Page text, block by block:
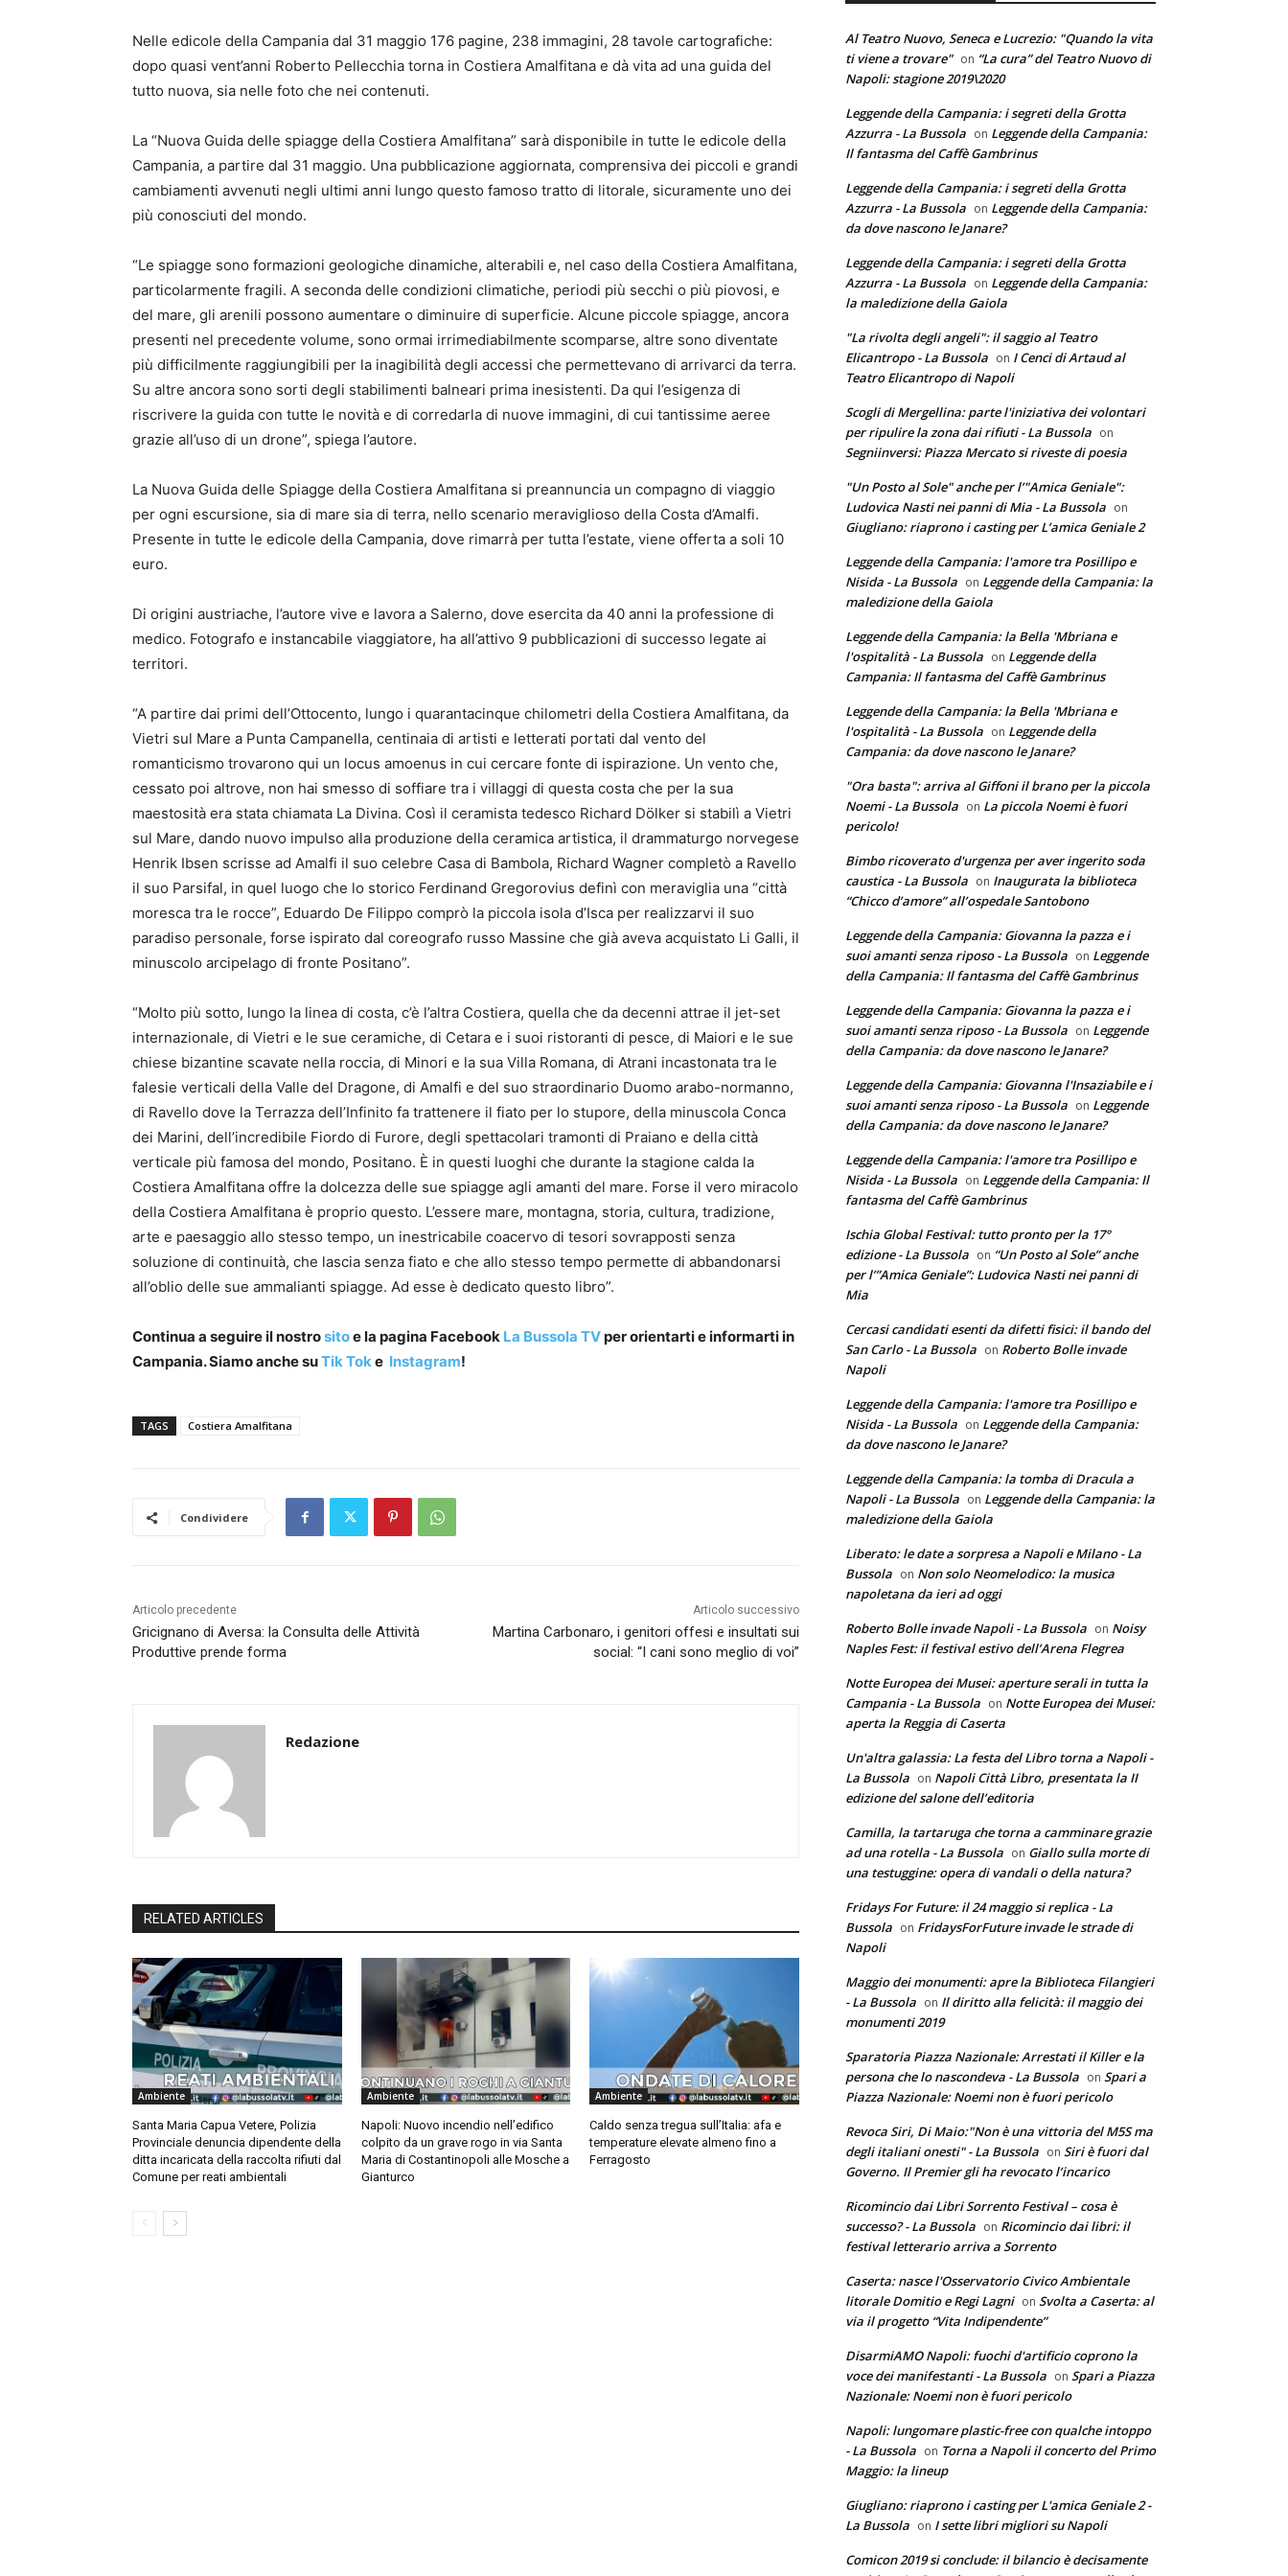
Nelle edicole della Campania dal 31 maggio 176 pagine, 238 immagini, 28 tavole cartografiche:
dopo quasi vent’anni Roberto Pellecchia torna in Costiera Amalfitana e dà vita ad una guida del
tutto nuova, sia nelle foto che nei contenuti.
La “Nuova Guida delle spiagge della Costiera Amalfitana” sarà disponibile in tutte le edicole della
Campania, a partire dal 31 maggio. Una pubblicazione aggiornata, comprensiva dei piccoli e grandi
cambiamenti avvenuti negli ultimi anni lungo questo famoso tratto di litorale, sicuramente uno dei
più conosciuti del mondo.
“Le spiagge sono formazioni geologiche dinamiche, alterabili e, nel caso della Costiera Amalfitana,
particolarmente fragili. A seconda delle condizioni climatiche, periodi più secchi o più piovosi, e
del mare, gli arenili possono aumentare o diminuire di superficie. Alcune piccole spiagge, ancora
presenti nel precedente volume, sono ormai irrimediabilmente scomparse, altre sono diventate
più difficilmente raggiungibili per la inagibilità degli accessi che permettevano di arrivarci da terra.
Su altre ancora sono sorti degli stabilimenti balneari prima inesistenti. Da qui l’esigenza di
riscrivere la guida con tutte le novità e di corredarla di nuove immagini, di cui tantissime aeree
grazie all’uso di un drone”, spiega l’autore.
La Nuova Guida delle Spiagge della Costiera Amalfitana si preannuncia un compagno di viaggio
per ogni escursione, sia di mare sia di terra, nello scenario meraviglioso della Costa d’Amalfi.
Presente in tutte le edicole della Campania, dove rimarrà per tutta l’estate, viene offerta a soli 10
euro.
Di origini austriache, l’autore vive e lavora a Salerno, dove esercita da 40 anni la professione di
medico. Fotografo e instancabile viaggiatore, ha all’attivo 9 pubblicazioni di successo legate ai
territori.
“A partire dai primi dell’Ottocento, lungo i quarantacinque chilometri della Costiera Amalfitana, da
Vietri sul Mare a Punta Campanella, centinaia di artisti e letterati portati dal vento del
romanticismo trovarono qui un locus amoenus in cui cercare fonte di ispirazione. Un vento che,
cessato poi altrove, non hai smesso di soffiare tra i villaggi di questa costa che per la sua
maestosità era stata chiamata La Divina. Così il ceramista tedesco Richard Dölker si stabilì a Vietri
sul Mare, dando nuovo impulso alla produzione della ceramica artistica, il drammaturgo norvegese
Henrik Ibsen scrisse ad Amalfi il suo celebre Casa di Bambola, Richard Wagner completò a Ravello
il suo Parsifal, in quel luogo che lo storico Ferdinand Gregorovius definì con meraviglia una “città
moresca tra le rocce”, Eduardo De Filippo comprò la piccola isola d’Isca per realizzarvi il suo
paradiso personale, forse ispirato dal coreografo russo Massine che già aveva acquistato Li Galli, il
minuscolo arcipelago di fronte Positano”.
“Molto più sotto, lungo la linea di costa, c’è l’altra Costiera, quella che da decenni attrae il jet-set
internazionale, di Vietri e le sue ceramiche, di Cetara e i suoi ristoranti di pesce, di Maiori e le sue
chiese bizantine scavate nella roccia, di Minori e la sua Villa Romana, di Atrani incastonata tra le
falesie verticali della Valle del Dragone, di Amalfi e del suo straordinario Duomo arabo-normanno,
di Ravello dove la Terrazza dell’Infinito fa trattenere il fiato per lo stupore, della minuscola Conca
dei Marini, dell’incredibile Fiordo di Furore, degli spettacolari tramonti di Praiano e della città
verticale più famosa del mondo, Positano. È in questi luoghi che durante la stagione calda la
Costiera Amalfitana offre la dolcezza delle sue spiagge agli amanti del mare. Forse il vero miracolo
della Costiera Amalfitana è proprio questo. L’essere mare, montagna, storia, cultura, tradizione,
arte e paesaggio allo stesso tempo, un inestricabile coacervo di tesori sovrapposti senza
soluzione di continuità, che lascia senza fiato e che allo stesso tempo permette di abbandonarsi
all’oblio delle sue ammalianti spiagge. Ad esse è dedicato questo libro”.
Continua a seguire il nostrositoe la pagina Facebook La Bussola TVper orientarti e informarti in
Campania. Siamo anche suTik Toke Instagram!
TAGS Costiera Amalfitana
Condividere
Articolo precedente
Gricignano di Aversa: la Consulta delle Attività
Produttive prende forma
Articolo successivo
Martina Carbonaro, i genitori offesi e insultati sui
social: “I cani sono meglio di voi”
Redazione
RELATED ARTICLES
Ambiente
Santa Maria Capua Vetere, Polizia
Provinciale denuncia dipendente della
ditta incaricata della raccolta rifiuti dal
Comune per reati ambientali
Ambiente
Napoli: Nuovo incendio nell’edifico
colpito da un grave rogo in via Santa
Maria di Costantinopoli alle Mosche a
Gianturco
Ambiente
Caldo senza tregua sull’Italia: afa e
temperature elevate almeno fino a
Ferragosto
Al Teatro Nuovo, Seneca e Lucrezio: "Quando la vita
ti viene a trovare" on “La cura” del Teatro Nuovo di
Napoli: stagione 2019\2020
Leggende della Campania: i segreti della Grotta
Azzurra - La Bussola on Leggende della Campania:
Il fantasma del Caffè Gambrinus
Leggende della Campania: i segreti della Grotta
Azzurra - La Bussola on Leggende della Campania:
da dove nascono le Janare?
Leggende della Campania: i segreti della Grotta
Azzurra - La Bussola on Leggende della Campania:
la maledizione della Gaiola
"La rivolta degli angeli": il saggio al Teatro
Elicantropo - La Bussola on I Cenci di Artaud al
Teatro Elicantropo di Napoli
Scogli di Mergellina: parte l'iniziativa dei volontari
per ripulire la zona dai rifiuti - La Bussola on
Segniinversi: Piazza Mercato si riveste di poesia
"Un Posto al Sole" anche per l’"Amica Geniale":
Ludovica Nasti nei panni di Mia - La Bussola on
Giugliano: riaprono i casting per L’amica Geniale 2
Leggende della Campania: l'amore tra Posillipo e
Nisida - La Bussola on Leggende della Campania: la
maledizione della Gaiola
Leggende della Campania: la Bella 'Mbriana e
l'ospitalità - La Bussola on Leggende della
Campania: Il fantasma del Caffè Gambrinus
Leggende della Campania: la Bella 'Mbriana e
l'ospitalità - La Bussola on Leggende della
Campania: da dove nascono le Janare?
"Ora basta": arriva al Giffoni il brano per la piccola
Noemi - La Bussola on La piccola Noemi è fuori
pericolo!
Bimbo ricoverato d'urgenza per aver ingerito soda
caustica - La Bussola on Inaugurata la biblioteca
“Chicco d’amore” all’ospedale Santobono
Leggende della Campania: Giovanna la pazza e i
suoi amanti senza riposo - La Bussola on Leggende
della Campania: Il fantasma del Caffè Gambrinus
Leggende della Campania: Giovanna la pazza e i
suoi amanti senza riposo - La Bussola on Leggende
della Campania: da dove nascono le Janare?
Leggende della Campania: Giovanna l'Insaziabile e i
suoi amanti senza riposo - La Bussola on Leggende
della Campania: da dove nascono le Janare?
Leggende della Campania: l'amore tra Posillipo e
Nisida - La Bussola on Leggende della Campania: Il
fantasma del Caffè Gambrinus
Ischia Global Festival: tutto pronto per la 17°
edizione - La Bussola on “Un Posto al Sole” anche
per l’”Amica Geniale”: Ludovica Nasti nei panni di
Mia
Cercasi candidati esenti da difetti fisici: il bando del
San Carlo - La Bussola on Roberto Bolle invade
Napoli
Leggende della Campania: l'amore tra Posillipo e
Nisida - La Bussola on Leggende della Campania:
da dove nascono le Janare?
Leggende della Campania: la tomba di Dracula a
Napoli - La Bussola on Leggende della Campania: la
maledizione della Gaiola
Liberato: le date a sorpresa a Napoli e Milano - La
Bussola on Non solo Neomelodico: la musica
napoletana da ieri ad oggi
Roberto Bolle invade Napoli - La Bussola on Noisy
Naples Fest: il festival estivo dell’Arena Flegrea
Notte Europea dei Musei: aperture serali in tutta la
Campania - La Bussola on Notte Europea dei Musei:
aperta la Reggia di Caserta
Un'altra galassia: La festa del Libro torna a Napoli -
La Bussola on Napoli Città Libro, presentata la II
edizione del salone dell’editoria
Camilla, la tartaruga che torna a camminare grazie
ad una rotella - La Bussola on Giallo sulla morte di
una testuggine: opera di vandali o della natura?
Fridays For Future: il 24 maggio si replica - La
Bussola on FridaysForFuture invade le strade di
Napoli
Maggio dei monumenti: apre la Biblioteca Filangieri
- La Bussola on Il diritto alla felicità: il maggio dei
monumenti 2019
Sparatoria Piazza Nazionale: Arrestati il Killer e la
persona che lo nascondeva - La Bussola on Spari a
Piazza Nazionale: Noemi non è fuori pericolo
Revoca Siri, Di Maio:"Non è una vittoria del M5S ma
degli italiani onesti" - La Bussola on Siri è fuori dal
Governo. Il Premier gli ha revocato l’incarico
Ricomincio dai Libri Sorrento Festival – cosa è
successo? - La Bussola on Ricomincio dai libri: il
festival letterario arriva a Sorrento
Caserta: nasce l'Osservatorio Civico Ambientale
litorale Domitio e Regi Lagni on Svolta a Caserta: al
via il progetto “Vita Indipendente”
DisarmiAMO Napoli: fuochi d'artificio coprono la
voce dei manifestanti - La Bussola on Spari a Piazza
Nazionale: Noemi non è fuori pericolo
Napoli: lungomare plastic-free con qualche intoppo
- La Bussola on Torna a Napoli il concerto del Primo
Maggio: la lineup
Giugliano: riaprono i casting per L'amica Geniale 2 -
La Bussola on I sette libri migliori su Napoli
Comicon 2019 si conclude: il bilancio è decisamente